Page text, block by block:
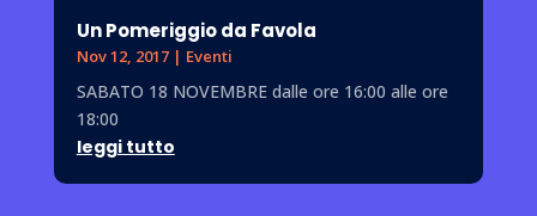
Un Pomeriggio da Favola
Nov 12, 2017| Eventi
SABATO 18 NOVEMBRE dalle ore 16:00 alle ore
18:00
leggi tutto